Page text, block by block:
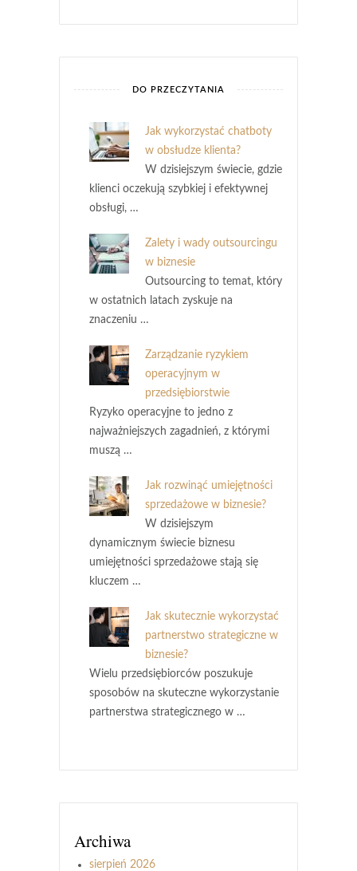
DO PRZECZYTANIA
Jak wykorzystać chatboty
w obsłudze klienta?
W dzisiejszym świecie, gdzie
klienci oczekują szybkiej i efektywnej
obsługi, …
Zalety i wady outsourcingu
w biznesie
Outsourcing to temat, który
w ostatnich latach zyskuje na
znaczeniu …
Zarządzanie ryzykiem
operacyjnym w
przedsiębiorstwie
Ryzyko operacyjne to jedno z
najważniejszych zagadnień, z którymi
muszą …
Jak rozwinąć umiejętności
sprzedażowe w biznesie?
W dzisiejszym
dynamicznym świecie biznesu
umiejętności sprzedażowe stają się
kluczem …
Jak skutecznie wykorzystać
partnerstwo strategiczne w
biznesie?
Wielu przedsiębiorców poszukuje
sposobów na skuteczne wykorzystanie
partnerstwa strategicznego w …
Archiwa
sierpień 2026